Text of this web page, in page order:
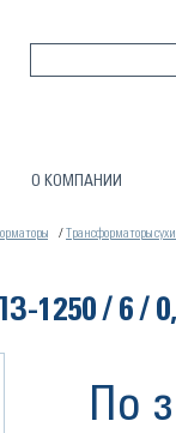
О КОМПАНИИ
Трансформаторы
/ 6 /
По